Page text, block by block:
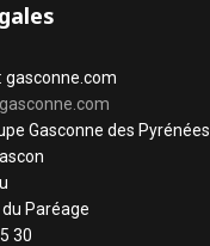
gasconne.com
Gasconne des Pyrénées
Paréage
30